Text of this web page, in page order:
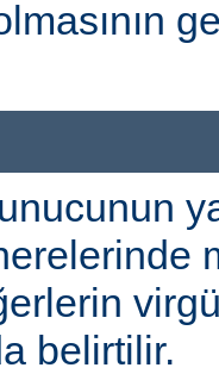
belirtilir.